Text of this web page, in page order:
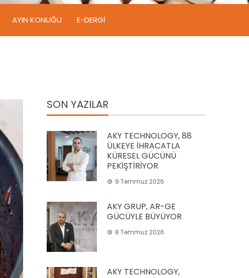
AYIN KONUĞU E-DERGI
SON YAZILAR
AKY TECHNOLOGY, 88
ÜLKEYE İHRACATLA
KÜRESEL GÜCÜNÜ
PEKİŞTİRİYOR
9 Temmuz 2026
AKY GRUP, AR-GE
GÜCÜYLE BÜYÜYOR
8 Temmuz 2026
AKY TECHNOLOGY,